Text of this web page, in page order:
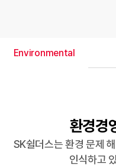
Environmental
환경경
SK쉴더스는 환경 문제
인식하고